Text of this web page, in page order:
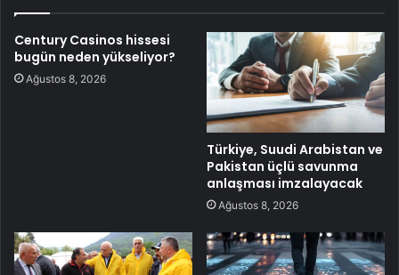
Century Casinos hissesi
bugün neden yükseliyor?
Ağustos 8, 2026
Türkiye, Suudi Arabistan ve
Pakistan üçlü savunma
anlaşması imzalayacak
Ağustos 8, 2026